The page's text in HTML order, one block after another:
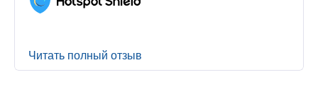
Читать полный отзыв